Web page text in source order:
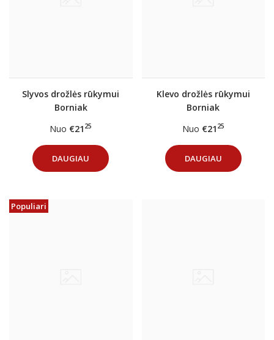
Slyvos drožlės rūkymui
Borniak
Nuo €21 25
DAUGIAU
Klevo drožlės rūkymui
Borniak
Nuo €21 25
DAUGIAU
Populiari